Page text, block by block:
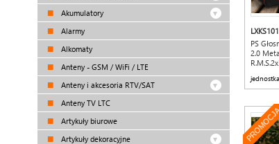
Akumulatory
Alarmy
Alkomaty
Anteny - GSM / WiFi / LTE
Anteny i akcesoria RTV/SAT
Anteny TV LTC
Artykuły biurowe
Artykuły dekoracyjne
PS
2.0